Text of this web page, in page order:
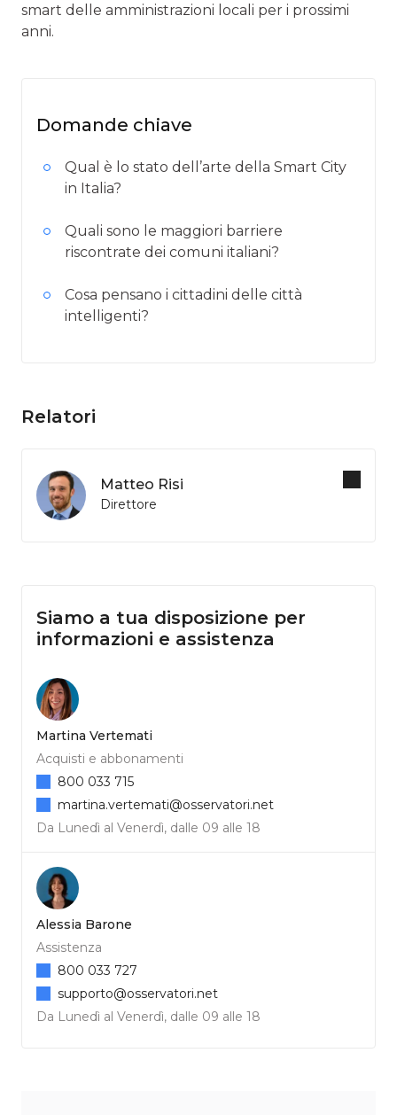
smart delle amministrazioni locali per i prossimi
anni.
Domande chiave
Qual è lo stato dell’arte della Smart City
in Italia?
Quali sono le maggiori barriere
riscontrate dei comuni italiani?
Cosa pensano i cittadini delle città
intelligenti?
Relatori
Matteo Risi
Direttore
Siamo a tua disposizione per
informazioni e assistenza
Martina Vertemati
Acquisti e abbonamenti
Da Lunedì al Venerdì, dalle 09 alle 18
800 033 715
martina.vertemati@osservatori.net
Alessia Barone
Assistenza
Da Lunedì al Venerdì, dalle 09 alle 18
800 033 727
supporto@osservatori.net